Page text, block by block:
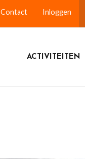
Contact Inloggen
ACTIVITEITEN